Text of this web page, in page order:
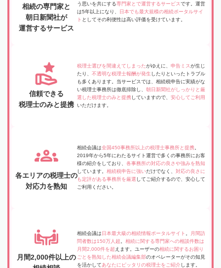
相続の専門家と
朝日新聞社が
運営するサービス
う思いを共にする専門家とで運営するサービスです。運営
は5年以上になり、
日本でも最大規模の相続ポータルサイ
ト としてその利便性は高い評価を受けています。
信頼できる
税理士のみと提携
税理士選びを間違えてしまったがゆえに、 申告ミスが生じ
たり、 不透明な税理士報酬が発生 したりといったトラブル
も多くあります。当サービスでは、相続税申告に実績がな
い税理士事務所は徹底排除し、 朝日新聞社がしっかりと厳
選した税理士のみと提携していますので、 安心してご利用
いただけます。
各エリアの税理士の
対応力を熟知
相続会議は全国450事務所以上の税理士事務所と提携
2019年から5年にわたるサイト運営で多くの事務所にお客
様の紹介をしており、 各事務所の対応の良さや強みを熟知
しています。 相続税申告に強いだけでなく、 対応の良さに
も定評がある事務所を厳選 してご紹介するので、安心して
ご利用ください。
月間2,000件以上の
相続会議は 日本最大級の相続情報ポータルサイト
月間訪
問者数は150万人超
相続に関する専門家への相談件数は
月間2,000件を超 えます。ユーザーの相続に関するお困り
ごとを熟知した相続会議編集部のオペレーターがその知見
を活かしてあなたにピッタリの税理士をご紹介 します。